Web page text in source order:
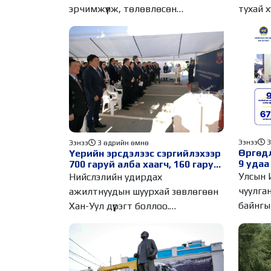
эрчимжүүлж, төлөвлөсөн
хугацаанд нь дуусгахыг
тухай
Үерийн эрсдэлээс сэргийлэхээр
700 гаруй алба хаагч, 160 гаруй
техник, 51 мотопомп бэлэн
байдалд ажиллаж байна
Ээнээ 3 өдрийн өмнө
Нийслэлийн удирдах
ажилтнуудын шуурхай зөвлөгөөн
Хан-Уул дүүрэгт боллоо.
9
Ээнээ
Улсын